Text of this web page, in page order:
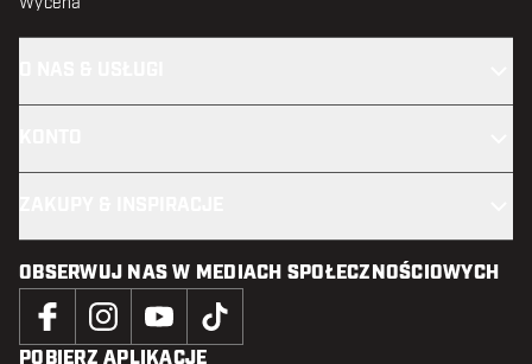
OBSERWUJ NAS W MEDIACH SPOŁECZNOŚCIOWYCH
POBIERZ APLIKACJĘ